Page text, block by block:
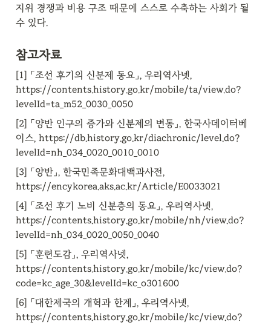
지위 경쟁과 비용 구조 때문에 스스로 수축하는 사회가 될
수 있다.
참고자료
[1] 「조선 후기의 신분제 동요」, 우리역사넷,
https://contents.history.go.kr/mobile/ta/view.do?
levelId=ta_m52_0030_0050
[2] 「양반 인구의 증가와 신분제의 변동」, 한국사데이터베
이스, https://db.history.go.kr/diachronic/level.do?
levelId=nh_034_0020_0010_0010
[3] 「양반」, 한국민족문화대백과사전,
https://encykorea.aks.ac.kr/Article/E0033021
[4] 「조선 후기 노비 신분층의 동요」, 우리역사넷,
https://contents.history.go.kr/mobile/nh/view.do?
levelId=nh_034_0020_0050_0040
[5] 「훈련도감」, 우리역사넷,
https://contents.history.go.kr/mobile/kc/view.do?
code=kc_age_30&levelId=kc_o301600
[6] 「대한제국의 개혁과 한계」, 우리역사넷,
https://contents.history.go.kr/mobile/kc/view.do?